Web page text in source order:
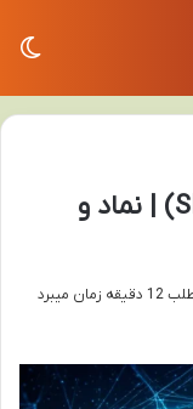
علامت اختصاری ارز شیبا (SHIB) | نماد و
میبرد